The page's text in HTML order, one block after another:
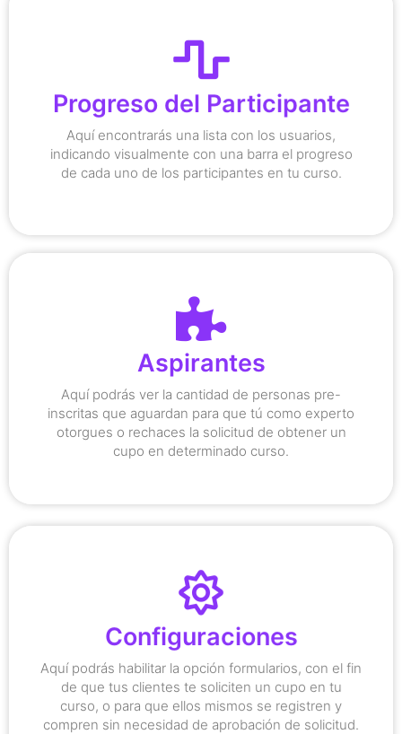
Progreso del Participante
Aquí encontrarás una lista con los usuarios,
indicando visualmente con una barra el progreso
de cada uno de los participantes en tu curso.
También puedes usar el buscador
para encontrar a uno determinado por
su nombre.
Aspirantes
Aquí podrás ver la cantidad de personas pre-
inscritas que aguardan para que tú como experto
otorgues o rechaces la solicitud de obtener un
cupo en determinado curso.
¡Evita que accedan terceras personas
que no pagaron por tus cursos!
Con Nexper, tienes la funcionalidad de Control
de IP, con lo cual puedes limitar el número de
dispositivos mediante los cuales pueden
acceder tus participantes.
Configuraciones
Aquí podrás habilitar la opción formularios, con el fin
de que tus clientes te soliciten un cupo en tu
curso, o para que ellos mismos se registren y
compren sin necesidad de aprobación de solicitud.
Configura la cuenta Epayco para
recibir los pagos por tus cursos
También personaliza la plataforma y las
certificaciones de los participantes con tu
propia imagen corporativa.